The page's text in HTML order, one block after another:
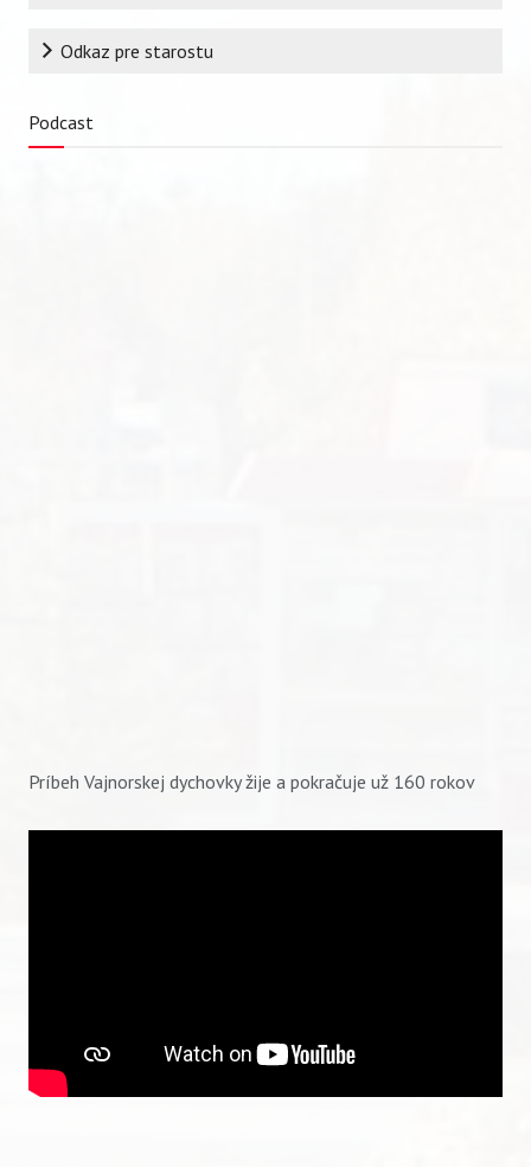
Odkaz pre starostu
Podcast
Príbeh Vajnorskej dychovky žije a pokračuje už 160 rokov